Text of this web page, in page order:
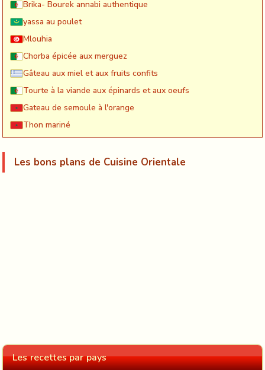
Brika- Bourek annabi authentique
yassa au poulet
Mlouhia
Chorba épicée aux merguez
Gâteau aux miel et aux fruits confits
Tourte à la viande aux épinards et aux oeufs
Gateau de semoule à l'orange
Thon mariné
Les bons plans de Cuisine Orientale
Les recettes par pays